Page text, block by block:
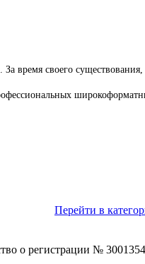
время своего
Перейти в
о регистрации №